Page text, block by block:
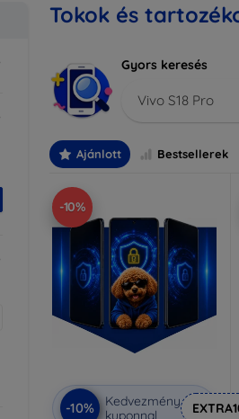
Tokok és
Gyors keresés
Vivo S18 Pro
Ajánlott Bestsellerek
-10%
-10%
Kedvezmény
kuponnal